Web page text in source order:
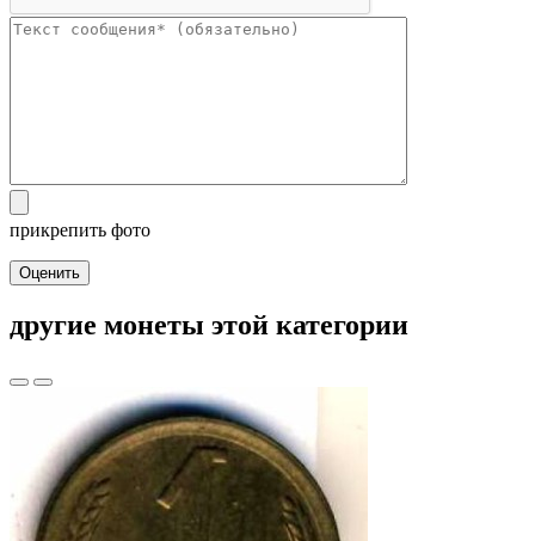
прикрепить фото
Оценить
другие монеты этой категории